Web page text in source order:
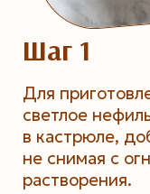
Шаг 1
Для
светлое
в кастрюле,
не снимая с
растворения.